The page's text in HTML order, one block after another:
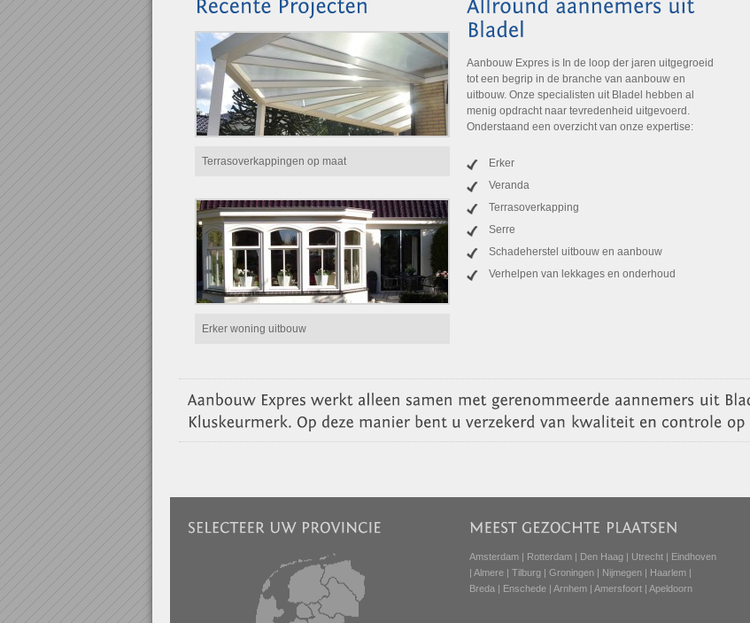
Terrasoverkappingen op maat
Erker woning uitbouw
Aanbouw Expres is In de loop der jaren uitgegroeid
tot een begrip in de branche van aanbouw en
uitbouw. Onze specialisten uit Bladel hebben al
menig opdracht naar tevredenheid uitgevoerd.
Onderstaand een overzicht van onze expertise:
Erker
Veranda
Terrasoverkapping
Serre
Schadeherstel uitbouw en aanbouw
Verhelpen van lekkages en onderhoud
Amsterdam Rotterdam Den Haag Utrecht
Eindhoven
Almere Tilburg Groningen Nijmegen Haarlem
Breda
Enschede Arnhem Amersfoort Apeldoorn